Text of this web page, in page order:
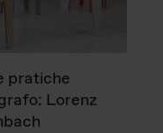
pratiche
Lorenz